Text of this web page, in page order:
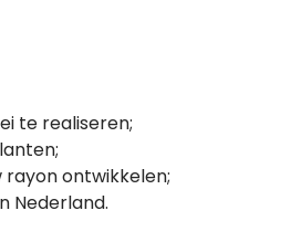
te realiseren;
ontwikkelen;
Nederland.